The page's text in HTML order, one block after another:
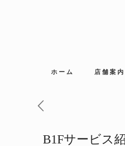
ホーム 店舗案内
B1Fサービス